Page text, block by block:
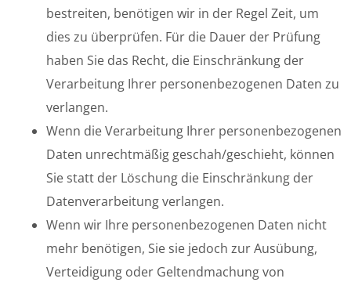
bestreiten, benötigen wir in der Regel Zeit, um
dies zu überprüfen. Für die Dauer der Prüfung
haben Sie das Recht, die Einschränkung der
Verarbeitung Ihrer personenbezogenen Daten zu
verlangen.
Wenn die Verarbeitung Ihrer personenbezogenen
Daten unrechtmäßig geschah/geschieht, können
Sie statt der Löschung die Einschränkung der
Datenverarbeitung verlangen.
Wenn wir Ihre personenbezogenen Daten nicht
mehr benötigen, Sie sie jedoch zur Ausübung,
Verteidigung oder Geltendmachung von